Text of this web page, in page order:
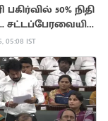
50% நிதி
சட்டப்பேரவையில்
05:08 IST